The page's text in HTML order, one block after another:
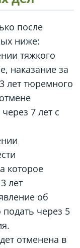
после
ниже:
тяжкого
наказание за
лет тюремного
7 лет с
которое
лет
об
через 5
отменена в